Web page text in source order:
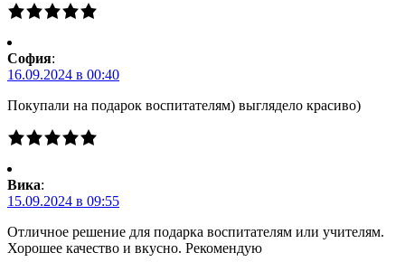
Cофия:
16.09.2024 в 00:40
Покупали на подарок воспитателям) выглядело красиво)
Вика:
15.09.2024 в 09:55
Отличное решение для подарка воспитателям или учителям.
Хорошее качество и вкусно. Рекомендую